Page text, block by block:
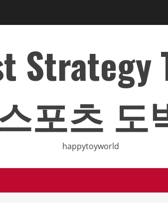
Strategy
포츠 도
happytoyworld